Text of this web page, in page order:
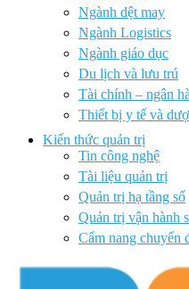
Ngành dệt may
Ngành Logistics
Ngành giáo dục
Du lịch và lưu trú
Tài chính – ngân
Thiết bị y tế và
Kiến thức quản trị
Tin công nghệ
Tài liệu quản trị
Quản trị hạ tầng số
Quản trị vận hành
Cẩm nang chuyển